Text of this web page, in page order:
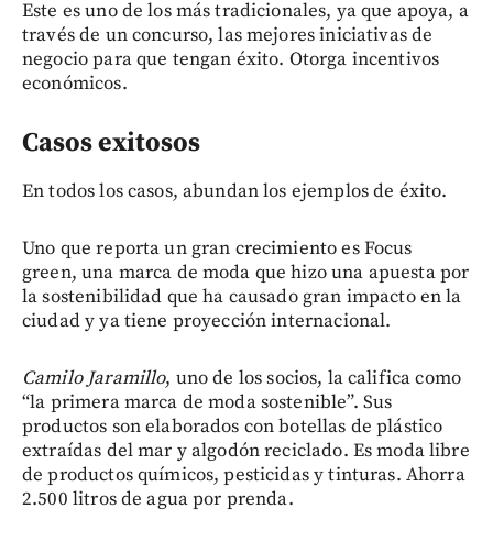
Este es uno de los más tradicionales, ya que apoya, a
través de un concurso, las mejores iniciativas de
negocio para que tengan éxito. Otorga incentivos
económicos.
Casos exitosos
En todos los casos, abundan los ejemplos de éxito.
Uno que reporta un gran crecimiento es Focus
green, una marca de moda que hizo una apuesta por
la sostenibilidad que ha causado gran impacto en la
ciudad y ya tiene proyección internacional.
Camilo Jaramillo, uno de los socios, la califica como
“la primera marca de moda sostenible”. Sus
productos son elaborados con botellas de plástico
extraídas del mar y algodón reciclado. Es moda libre
de productos químicos, pesticidas y tinturas. Ahorra
2.500 litros de agua por prenda.